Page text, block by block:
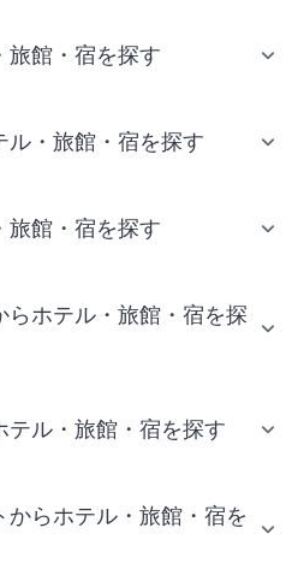
旅館・宿を探す
ル・旅館・宿を探す
旅館・宿を探す
ホテル・旅館・宿を探
ル・旅館・宿を探す
らホテル・旅館・宿を